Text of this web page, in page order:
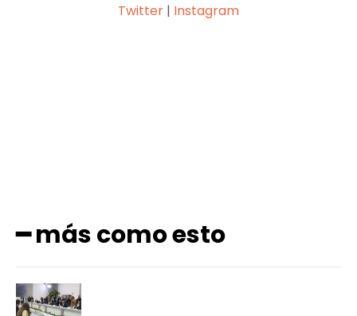
Twitter | Instagram
━ más como esto